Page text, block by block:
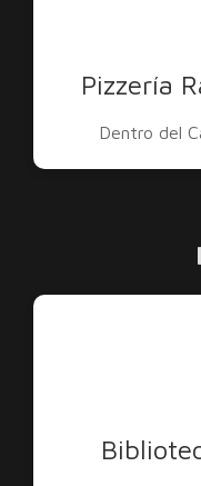
Pizzería
Dentro del